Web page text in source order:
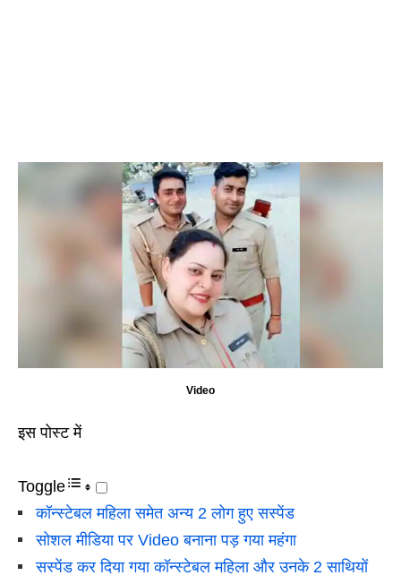
Video
इस पोस्ट में
Toggle
कॉन्स्टेबल महिला समेत अन्य 2 लोग हुए सस्पेंड
सोशल मीडिया पर Video बनाना पड़ गया महंगा
सस्पेंड कर दिया गया कॉन्स्टेबल महिला और उनके 2 साथियों